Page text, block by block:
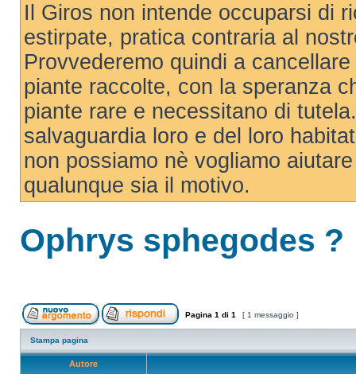
Il Giros non intende occuparsi di
estirpate, pratica contraria al
Provvederemo quindi a
piante raccolte, con la speranza
piante rare e necessitano di
salvaguardia loro e del loro
non possiamo nè vogliamo
qualunque sia il motivo.
Ophrys sphegodes ?
Pagina 1 di 1 [ 1 messaggio ]
Stampa pagina
Autore